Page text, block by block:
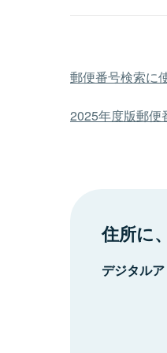
郵便番号検索に
2025年度版郵便
住所に
デジタル